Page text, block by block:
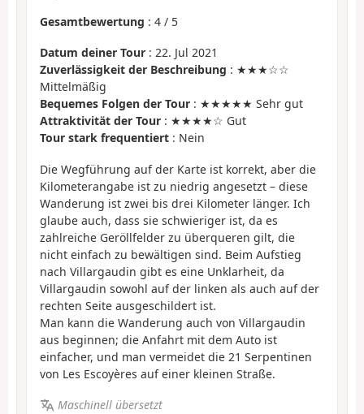
Gesamtbewertung : 4 / 5
Datum deiner Tour : 22. Jul 2021
Zuverlässigkeit der Beschreibung : ★★★☆☆
Mittelmäßig
Bequemes Folgen der Tour : ★★★★★ Sehr gut
Attraktivität der Tour : ★★★★☆ Gut
Tour stark frequentiert : Nein
Die Wegführung auf der Karte ist korrekt, aber die
Kilometerangabe ist zu niedrig angesetzt – diese
Wanderung ist zwei bis drei Kilometer länger. Ich
glaube auch, dass sie schwieriger ist, da es
zahlreiche Geröllfelder zu überqueren gilt, die
nicht einfach zu bewältigen sind. Beim Aufstieg
nach Villargaudin gibt es eine Unklarheit, da
Villargaudin sowohl auf der linken als auch auf der
rechten Seite ausgeschildert ist.
Man kann die Wanderung auch von Villargaudin
aus beginnen; die Anfahrt mit dem Auto ist
einfacher, und man vermeidet die 21 Serpentinen
von Les Escoyères auf einer kleinen Straße.
Maschinell übersetzt